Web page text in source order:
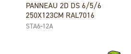
PANNEAU 2D DS 6/5/6
250X123CM RAL7016
STA6-12A